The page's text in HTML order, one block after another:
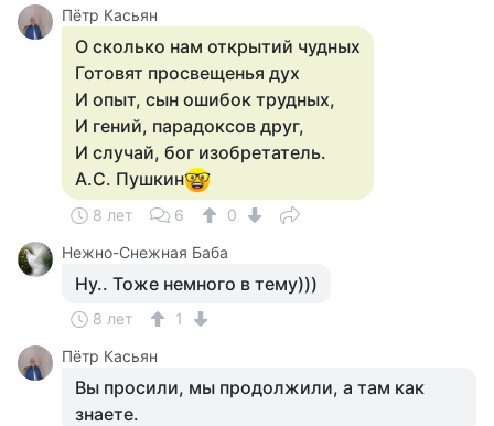
Пётр Касьян
О сколько нам открытий чудных
Готовят просвещенья дух
И опыт, сын ошибок трудных,
И гений, парадоксов друг,
И случай, бог изобретатель.
А.С. Пушкин
8 лет 6
0
Нежно-Снежная Баба
Ну.. Тоже немного в тему)))
8 лет
1
Пётр Касьян
Вы просили, мы продолжили, а там как
знаете.